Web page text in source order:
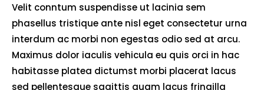
Velit conntum suspendisse ut lacinia sem
phasellus tristique ante nisl eget consectetur urna
interdum ac morbi non egestas odio sed at arcu.
Maximus dolor iaculis vehicula eu quis orci in hac
habitasse platea dictumst morbi placerat lacus
sed pellentesque sagittis quam lacus fringilla